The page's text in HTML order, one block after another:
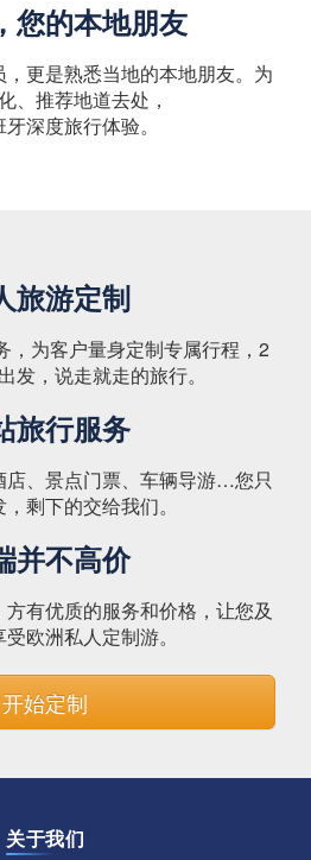
您的本地朋友
更是熟悉当地的本地朋友。为
、推荐地道去处，
深度旅行体验。
旅游定制
，为客户量身定制专属行程，2
发，说走就走的旅行。
旅行服务
店、景点门票、车辆导游…您只
剩下的交给我们。
并不高价
有优质的服务和价格，让您及
欧洲私人定制游。
开始定制
关于我们